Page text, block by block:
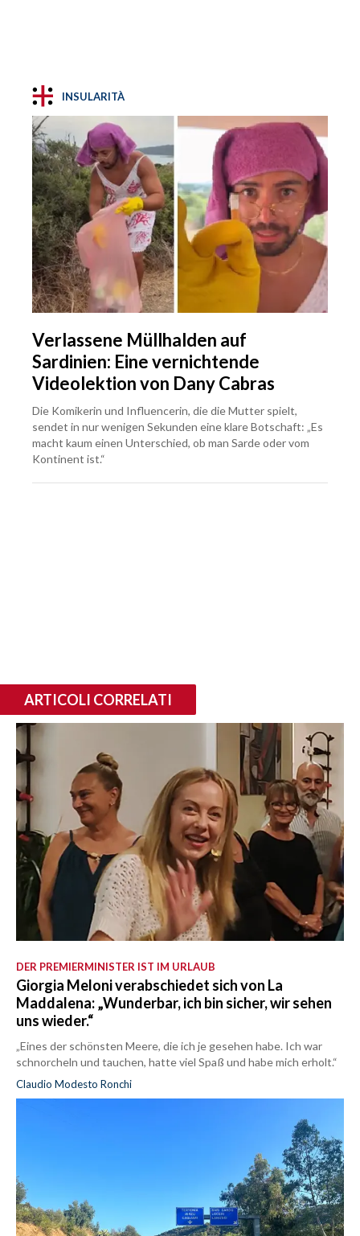
INSULARITÀ
Verlassene Müllhalden auf
Sardinien: Eine vernichtende
Videolektion von Dany Cabras
Die Komikerin und Influencerin, die die Mutter spielt,
sendet in nur wenigen Sekunden eine klare Botschaft: „Es
macht kaum einen Unterschied, ob man Sarde oder vom
Kontinent ist.“
ARTICOLI CORRELATI
DER PREMIERMINISTER IST IM URLAUB
Giorgia Meloni verabschiedet sich von La
Maddalena: „Wunderbar, ich bin sicher, wir sehen
uns wieder.“
„Eines der schönsten Meere, die ich je gesehen habe. Ich war
schnorcheln und tauchen, hatte viel Spaß und habe mich erholt.“
Claudio Modesto Ronchi